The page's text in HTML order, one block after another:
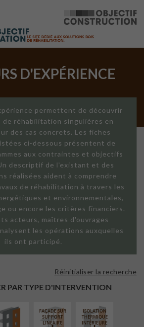
D'EXPÉRIENCE
permettent de découvrir
de réhabilitation singulières en
des cas concrets. Les fiches
ci-dessous présentent de
aux contraintes et objectifs
descriptif de l'existant et des
réalisées aident à comprendre
de réhabilitation à travers les
et environnementales,
ou encore les critères financiers.
acteurs, maîtres d'ouvrages
les opérations auxquelles
ils ont participé.
PAR TYPE D'INTERVENTION
Réinitialiser la recherche
FAÇADE SUR
SUPPORT
LINÉAIRE
ISOLATION
THERMIQUE
INTÉRIEURE
RÉFECTION DES
TOITURES